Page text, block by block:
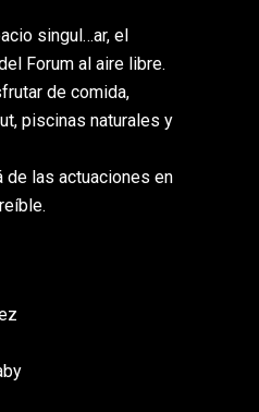
singul…ar, el
Forum al aire libre.
de comida,
piscinas naturales y
de las actuaciones en